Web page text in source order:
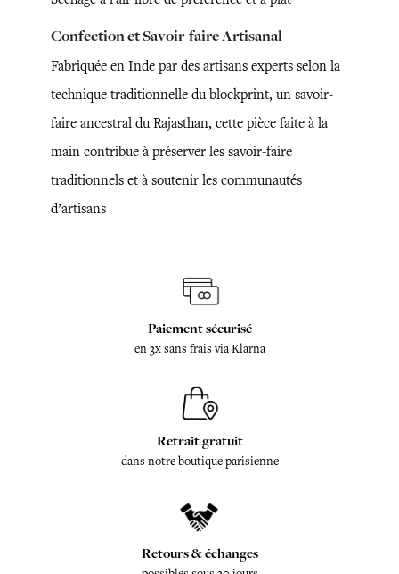
Confection et Savoir-faire Artisanal
Fabriquée en Inde par des artisans experts selon la
technique traditionnelle du blockprint, un savoir-
faire ancestral du Rajasthan, cette pièce faite à la
main contribue à préserver les savoir-faire
traditionnels et à soutenir les communautés
d’artisans
Paiement sécurisé
en 3x sans frais via Klarna
Retrait gratuit
dans notre boutique parisienne
Retours & échanges